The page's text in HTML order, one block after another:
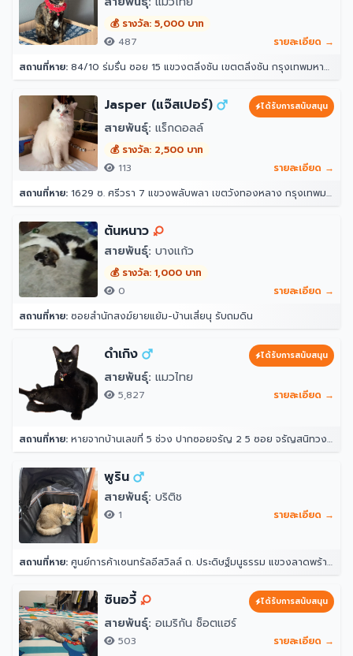
💰 รางวัล: 5,000 บาท
487
รายละเอียด →
สถานที่หาย: 84/10 ร่มรื่น ซอย 15 แขวงตลิ่งชัน เขตตลิ่งชัน กรุงเทพมหานคร 10170
Jasper (แจ๊สเปอร์) ได้รับการสนับสนุน
สายพันธุ์: แร็กดอลล์
💰 รางวัล: 2,500 บาท
113
รายละเอียด →
สถานที่หาย: 1629 ซ. ศรีวรา 7 แขวงพลับพลา เขตวังทองหลาง กรุงเทพมหานคร 10312
ต้นหนาว
สายพันธุ์: บางแก้ว
💰 รางวัล: 1,000 บาท
0
รายละเอียด →
สถานที่หาย: ซอยสำนักสงฆ์ยายแย้ม-บ้านเสี่ยนุ รับถมดิน
ดำเกิง ได้รับการสนับสนุน
สายพันธุ์: แมวไทย
5,827 รายละเอียด →
สถานที่หาย: หายจากบ้านเลขที่ 5 ช่วง ปากซอยจรัญ 2 5 ซอย จรัญสนิทวงศ์ 2 แขวงวัดท่าพระ เขตบางกอกใหญ่ กรุงเทพมหานคร 10600 ประเทศไทย
พูริน
สายพันธุ์: บริติช
1 รายละเอียด →
สถานที่หาย: ศูนย์การค้าเซนทรัลอีสวิลล์ ถ. ประดิษฐ์มนูธรรม แขวงลาดพร้าว ลาดพร้าว กรุงเทพมหานคร 10230
ซินอวี้ ได้รับการสนับสนุน
สายพันธุ์: อเมริกัน ช็อตแฮร์
503 รายละเอียด →